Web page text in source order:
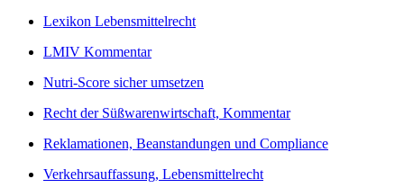
Lexikon Lebensmittelrecht
LMIV Kommentar
Nutri-Score sicher umsetzen
Recht der Süßwarenwirtschaft, Kommentar
Reklamationen, Beanstandungen und Compliance
Verkehrsauffassung, Lebensmittelrecht